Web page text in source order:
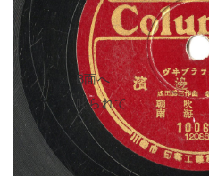
ハマベノウタ
濱邊の歌
A面
B面へ
叱られて
人名・団体名